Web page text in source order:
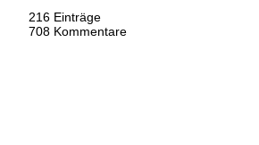
216 Einträge
708 Kommentare